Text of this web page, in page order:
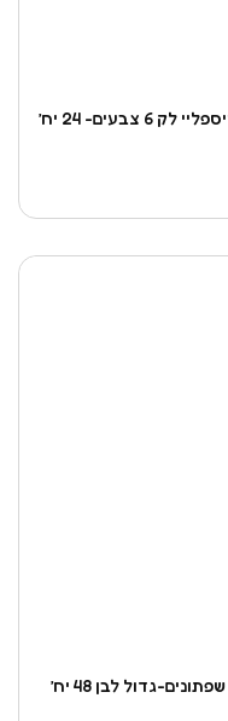
לק 6 צבעים- 24 יח’
שפתונים-גדול לבן 48 יח’